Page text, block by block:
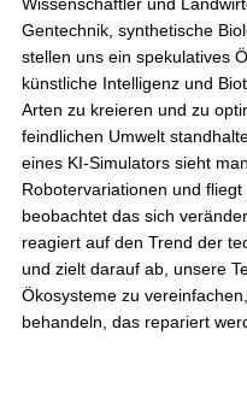
Gentechnik, synthetische
stellen uns ein spekulatives
künstliche Intelligenz und
Arten zu kreieren und zu
feindlichen Umwelt
eines KI-Simulators sieht
Robotervariationen und
beobachtet das sich
reagiert auf den Trend der
und zielt darauf ab, unsere
Ökosysteme zu
behandeln, das repariert